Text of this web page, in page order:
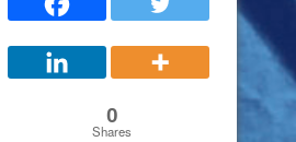
0
Shares